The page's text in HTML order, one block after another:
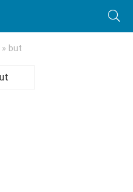
» but